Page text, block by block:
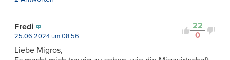
22
0
Fredi
25.06.2024 um 08:56
Liebe Migros,